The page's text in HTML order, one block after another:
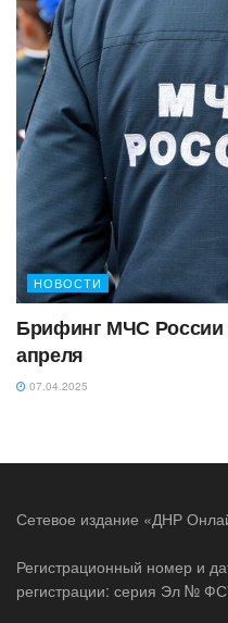
НОВОСТИ
Брифинг МЧС России
апреля
07.04.2025
Сетевое издание «ДНР
Регистрационный номер и
регистрации: серия Эл №